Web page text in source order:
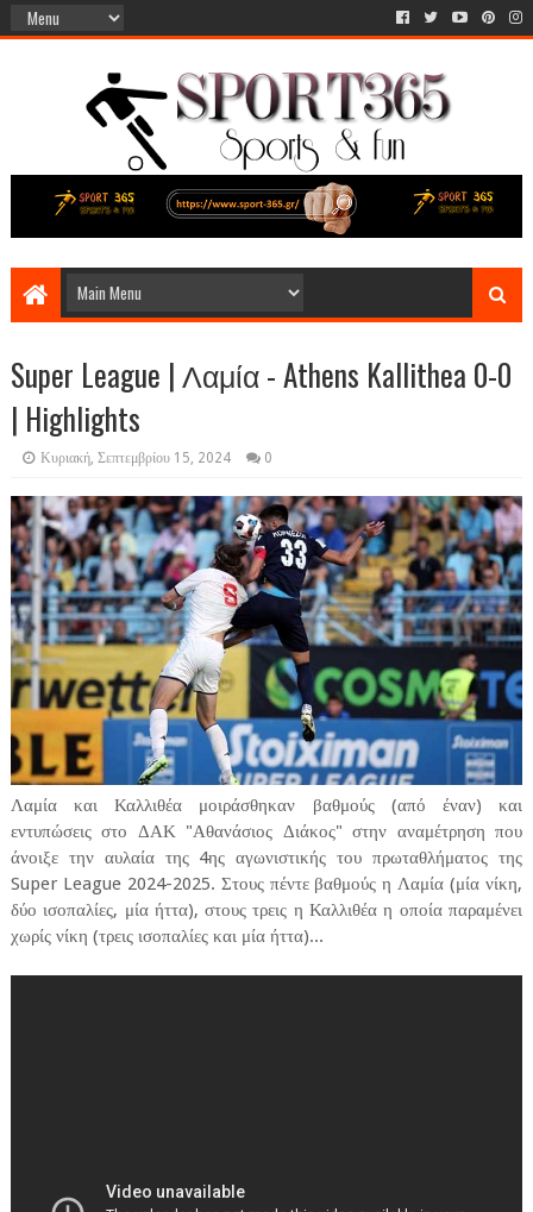
Super League | Λαμία - Athens Kallithea 0-0
| Highlights
Κυριακή, Σεπτεμβρίου 15, 2024 0
Λαμία και Καλλιθέα μοιράσθηκαν βαθμούς (από έναν) και
εντυπώσεις στο ΔΑΚ "Αθανάσιος Διάκος" στην αναμέτρηση που
άνοιξε την αυλαία της 4ης αγωνιστικής του πρωταθλήματος της
Super League 2024-2025. Στους πέντε βαθμούς η Λαμία (μία νίκη,
δύο ισοπαλίες, μία ήττα), στους τρεις η Καλλιθέα η οποία παραμένει
χωρίς νίκη (τρεις ισοπαλίες και μία ήττα)...